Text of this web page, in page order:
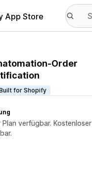
App Store
for Shopify
Plan verfügbar. Kostenloser